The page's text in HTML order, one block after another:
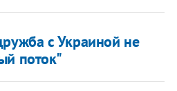
с Украиной не
поток"